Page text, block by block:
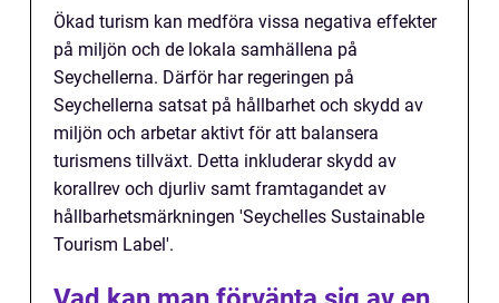
Ökad turism kan medföra vissa negativa effekter
på miljön och de lokala samhällena på
Seychellerna. Därför har regeringen på
Seychellerna satsat på hållbarhet och skydd av
miljön och arbetar aktivt för att balansera
turismens tillväxt. Detta inkluderar skydd av
korallrev och djurliv samt framtagandet av
hållbarhetsmärkningen 'Seychelles Sustainable
Tourism Label'.